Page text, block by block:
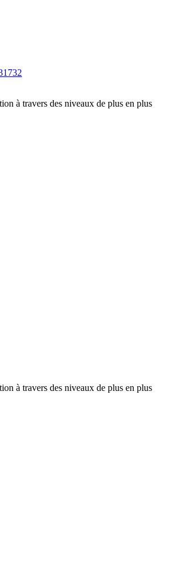
732
à travers des niveaux de plus en plus
à travers des niveaux de plus en plus